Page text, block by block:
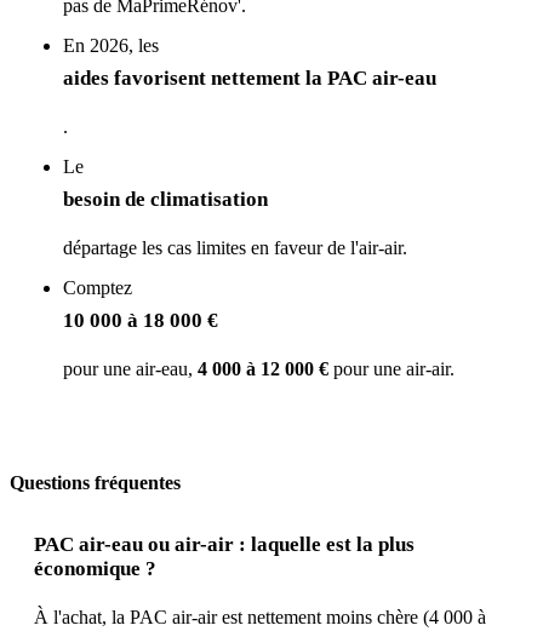
pas de MaPrimeRénov'.
En 2026, les
aides favorisent nettement la PAC air-eau
.
Le
besoin de climatisation
départage les cas limites en faveur de l'air-air.
Comptez
10 000 à 18 000 €
pour une air-eau, 4 000 à 12 000 € pour une air-air.
Questions fréquentes
PAC air-eau ou air-air : laquelle est la plus
économique ?
À l'achat, la PAC air-air est nettement moins chère (4 000 à